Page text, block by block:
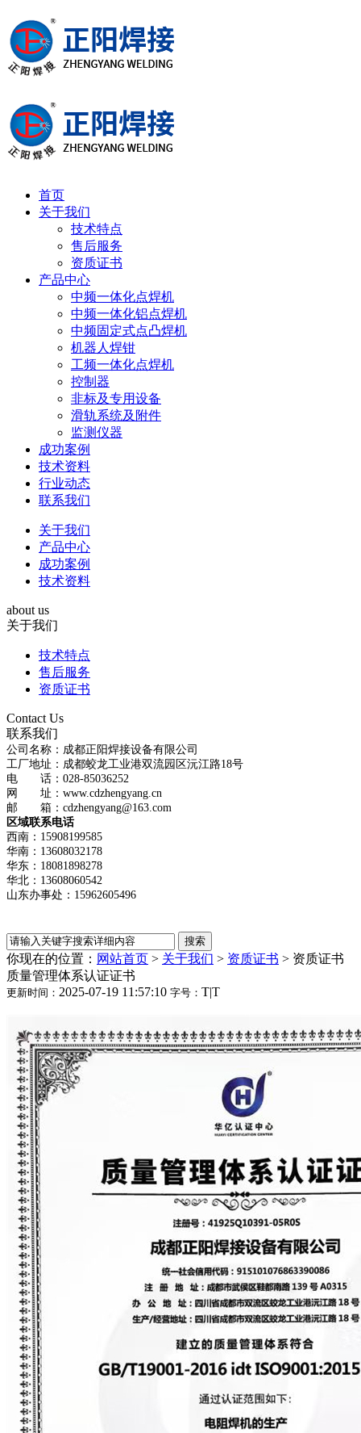
首页
关于我们
技术特点
售后服务
资质证书
产品中心
中频一体化点焊机
中频一体化铝点焊机
中频固定式点凸焊机
机器人焊钳
工频一体化点焊机
控制器
非标及专用设备
滑轨系统及附件
监测仪器
成功案例
技术资料
行业动态
联系我们
关于我们
产品中心
成功案例
技术资料
about us
关于我们
技术特点
售后服务
资质证书
Contact Us
联系我们
公司名称：成都正阳焊接设备有限公司
工厂地址：成都蛟龙工业港双流园区沅江路18号
电 话：028-85036252
网 址：www.cdzhengyang.cn
邮 箱：cdzhengyang@163.com
区域联系电话
西南：15908199585
华南：13608032178
华东：18081898278
华北：13608060542
山东办事处：15962605496
你现在的位置： 网站首页 > 关于我们 > 资质证书 > 资质证书
质量管理体系认证证书
更新时间： 2025-07-19 11:57:10 字号： T|T